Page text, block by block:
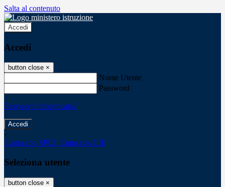
Salta al contenuto
Accedi
Accedi
button close ×
Nome Utente
Password
Password dimenticata?
-
Entra con SPID Entra con CIE
Seleziona utente
button close ×